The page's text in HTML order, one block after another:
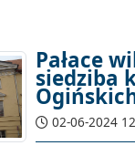
Pałace
siedziba
02-06-2024